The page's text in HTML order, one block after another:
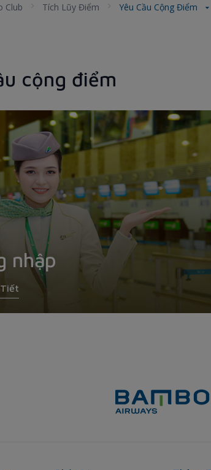
Club Tích Lũy Điểm Yêu Cầu Cộng Điểm
cộng điểm
nhập